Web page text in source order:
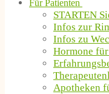
Für Patienten
STARTEN
Infos zur
Infos zu
Hormone
Apotheken